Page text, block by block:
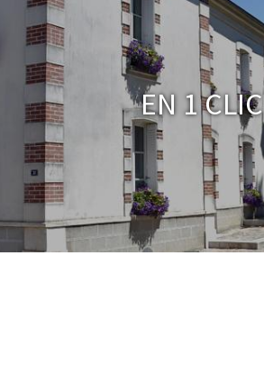
En 1 clic